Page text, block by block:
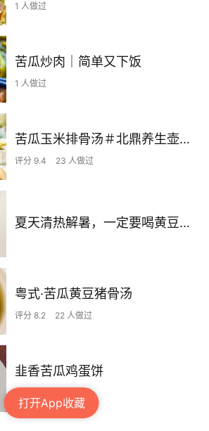
打开App收藏
1 人做过
苦瓜炒肉｜简单又下饭
1 人做过
苦瓜玉米排骨汤＃北鼎养生壶食谱＃
评分 9.4 23 人做过
夏天清热解暑，一定要喝黄豆苦瓜骨头汤！
粤式·苦瓜黄豆猪骨汤
评分 8.2 22 人做过
韭香苦瓜鸡蛋饼
19 人做过